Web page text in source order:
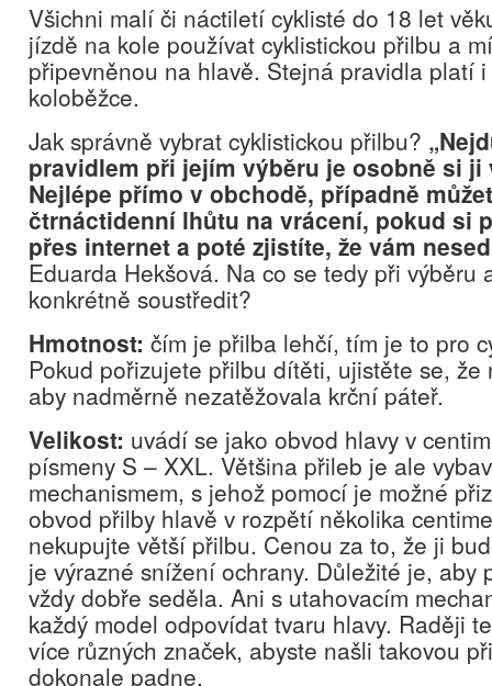
Všichni malí či náctiletí cyklisté do 18 let
jízdě na kole používat cyklistickou přilbu a
připevněnou na hlavě. Stejná pravidla platí
koloběžce.
Jak správně vybrat cyklistickou přilbu?
pravidlem při jejím výběru je osobně si ji
Nejlépe přímo v obchodě, případně
čtrnáctidenní lhůtu na vrácení, pokud si
přes internet a poté zjistíte, že vám
Eduarda Hekšová. Na co se tedy při výběru
konkrétně soustředit?
Hmotnost: čím je přilba lehčí, tím je to pro
Pokud pořizujete přilbu dítěti, ujistěte se,
aby nadměrně nezatěžovala krční páteř.
Velikost: uvádí se jako obvod hlavy v
písmeny S – XXL. Většina přileb je ale
mechanismem, s jehož pomocí je možné
obvod přilby hlavě v rozpětí několika
nekupujte větší přilbu. Cenou za to, že ji
je výrazné snížení ochrany. Důležité je, aby
vždy dobře seděla. Ani s utahovacím
každý model odpovídat tvaru hlavy. Raději
více různých značek, abyste našli takovou
dokonale padne.